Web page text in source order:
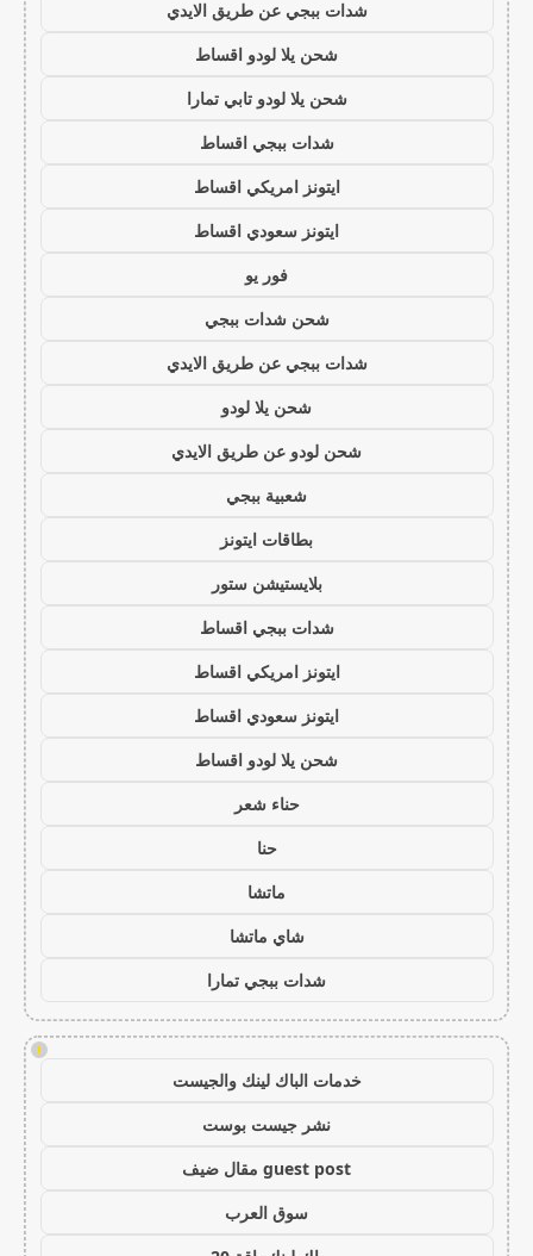
شدات ببجي عن طريق الايدي
شحن يلا لودو اقساط
شحن يلا لودو تابي تمارا
شدات ببجي اقساط
ايتونز امريكي اقساط
ايتونز سعودي اقساط
فور يو
شحن شدات ببجي
شدات ببجي عن طريق الايدي
شحن يلا لودو
شحن لودو عن طريق الايدي
شعبية ببجي
بطاقات ايتونز
بلايستيشن ستور
شدات ببجي اقساط
ايتونز امريكي اقساط
ايتونز سعودي اقساط
شحن يلا لودو اقساط
حناء شعر
حنا
ماتشا
شاي ماتشا
شدات ببجي تمارا
!
خدمات الباك لينك والجيست
نشر جيست بوست
guest post مقال ضيف
سوق العرب